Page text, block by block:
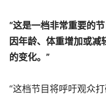
“这是一档非常重要的
因年龄、体重增加或减
的变化。”
“这档节目将呼吁观众